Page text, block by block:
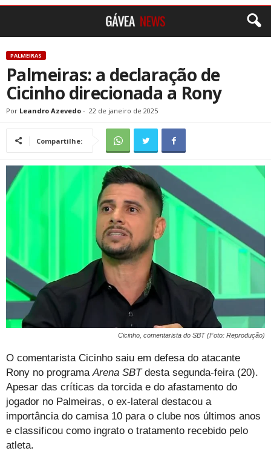
PALMEIRAS
Palmeiras: a declaração de
Cicinho direcionada a Rony
Por Leandro Azevedo - 22 de janeiro de 2025
Compartilhe:
Cicinho, comentarista do SBT (Foto: Reprodução)
O comentarista Cicinho saiu em defesa do atacante
Rony no programaArena SBTdesta segunda-feira (20).
Apesar das críticas da torcida e do afastamento do
jogador no Palmeiras, o ex-lateral destacou a
importância do camisa 10 para o clube nos últimos anos
e classificou como ingrato o tratamento recebido pelo
atleta.